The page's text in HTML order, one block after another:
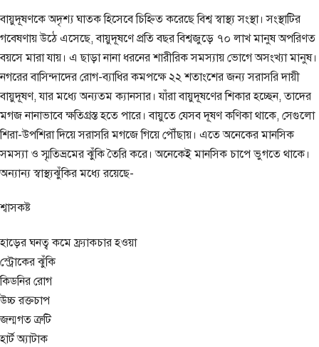
বায়ুদূষণকে অদৃশ্য ঘাতক হিসেবে চিহ্নিত করেছে বিশ্ব স্বাস্থ্য সংস্থা। সংস্থাটির
গবেষণায় উঠে এসেছে, বায়ুদূষণে প্রতি বছর বিশ্বজুড়ে ৭০ লাখ মানুষ অপরিণত
বয়সে মারা যায়। এ ছাড়া নানা ধরনের শারীরিক সমস্যায় ভোগে অসংখ্যা মানুষ।
নগরের বাসিন্দাদের রোগ-ব্যাধির কমপক্ষে ২২ শতাংশের জন্য সরাসরি দায়ী
বায়ুদূষণ, যার মধ্যে অন্যতম ক্যানসার। যাঁরা বায়ুদূষণের শিকার হচ্ছেন, তাদের
মগজ নানাভাবে ক্ষতিগ্রস্ত হতে পারে। বায়ুতে যেসব দূষণ কণিকা থাকে, সেগুলো
শিরা-উপশিরা দিয়ে সরাসরি মগজে গিয়ে পৌঁছায়। এতে অনেকের মানসিক
সমস্যা ও স্মৃতিভ্রমের ঝুঁকি তৈরি করে। অনেকেই মানসিক চাপে ভুগতে থাকে।
অন্যান্য স্বাস্থ্যঝুঁকির মধ্যে রয়েছে-
শ্বাসকষ্ট
হাড়ের ঘনত্ব কমে ফ্র্যাকচার হওয়া
স্ট্রোকের ঝুঁকি
কিডনির রোগ
উচ্চ রক্তচাপ
জন্মগত ত্রুটি
হার্ট অ্যাটাক